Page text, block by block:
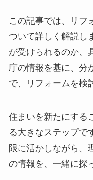
この記事では、リフ
ついて詳しく解説し
が受けられるのか、
庁の情報を基に、分
で、リフォームを検
住まいを新たにする
る大きなステップで
限に活かしながら、
の情報を、一緒に探